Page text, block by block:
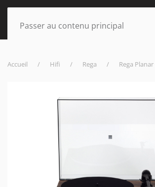
Passer au contenu principal
Accueil Hifi Rega Rega